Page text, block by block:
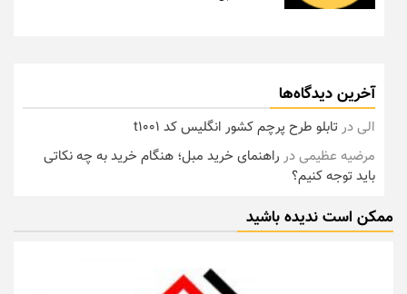
آخرین دیدگاه‌ها
الیدرتابلو طرح پرچم کشور انگلیس کد t1001
مرضیه عظیمیدر راهنمای خرید مبل؛ هنگام خرید به چه نکاتی
باید توجه کنیم؟
ممکن است ندیده باشید